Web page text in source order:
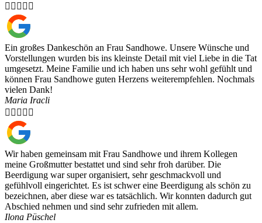
    
Ein großes Dankeschön an Frau Sandhowe. Unsere Wünsche und
Vorstellungen wurden bis ins kleinste Detail mit viel Liebe in die Tat
umgesetzt. Meine Familie und ich haben uns sehr wohl gefühlt und
können Frau Sandhowe guten Herzens weiterempfehlen. Nochmals
vielen Dank!
Maria Iracli
    
Wir haben gemeinsam mit Frau Sandhowe und ihrem Kollegen
meine Großmutter bestattet und sind sehr froh darüber. Die
Beerdigung war super organisiert, sehr geschmackvoll und
gefühlvoll eingerichtet. Es ist schwer eine Beerdigung als schön zu
bezeichnen, aber diese war es tatsächlich. Wir konnten dadurch gut
Abschied nehmen und sind sehr zufrieden mit allem.
Ilona Püschel